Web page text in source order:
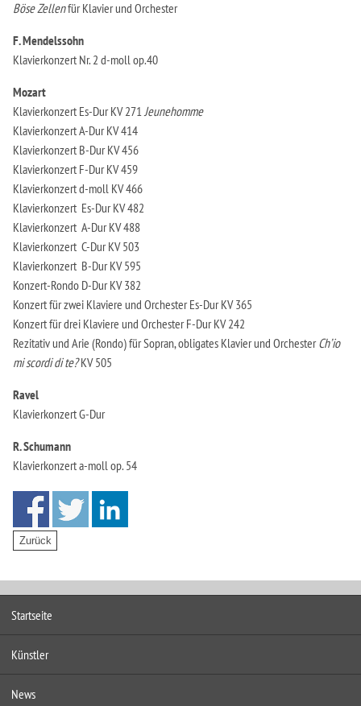
Böse Zellenfür Klavier und Orchester
F. Mendelssohn
Klavierkonzert Nr. 2 d-moll op.40
Mozart
Klavierkonzert Es-Dur KV 271Jeunehomme
Klavierkonzert A-Dur KV 414
Klavierkonzert B-Dur KV 456
Klavierkonzert F-Dur KV 459
Klavierkonzert d-moll KV 466
Klavierkonzert Es-Dur KV 482
Klavierkonzert A-Dur KV 488
Klavierkonzert C-Dur KV 503
Klavierkonzert B-Dur KV 595
Konzert-Rondo D-Dur KV 382
Konzert für zwei Klaviere und Orchester Es-Dur KV 365
Konzert für drei Klaviere und Orchester F-Dur KV 242
Rezitativ und Arie (Rondo) für Sopran, obligates Klavier und OrchesterCh’io
mi scordi di te?KV 505
Ravel
Klavierkonzert G-Dur
R. Schumann
Klavierkonzert a-moll op. 54
Startseite
Künstler
News